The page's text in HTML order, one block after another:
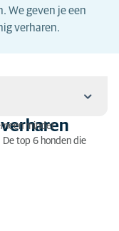
We geven je een
verharen.
whippet
beagle
rhodesian
minder
top 6 honden die